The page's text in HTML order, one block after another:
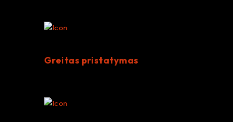
Greitas pristatymas